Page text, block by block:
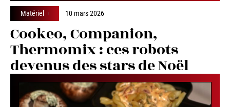
Matériel 10 mars 2026
Cookeo, Companion,
Thermomix : ces robots
devenus des stars de Noël